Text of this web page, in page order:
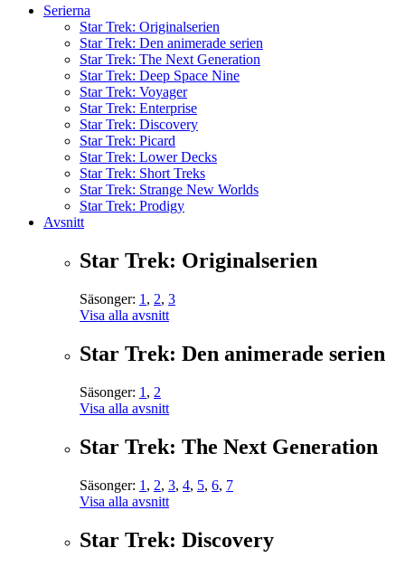
Serierna
Star Trek: Originalserien
Star Trek: Den animerade serien
Star Trek: The Next Generation
Star Trek: Deep Space Nine
Star Trek: Voyager
Star Trek: Enterprise
Star Trek: Discovery
Star Trek: Picard
Star Trek: Lower Decks
Star Trek: Short Treks
Star Trek: Strange New Worlds
Star Trek: Prodigy
Avsnitt
Star Trek: Originalserien
Säsonger: 1 , 2, 3
Visa alla avsnitt
Star Trek: Den animerade serien
Säsonger: 1 , 2
Visa alla avsnitt
Star Trek: The Next Generation
Säsonger: 1 , 2, 3, 4, 5, 6, 7
Visa alla avsnitt
Star Trek: Discovery